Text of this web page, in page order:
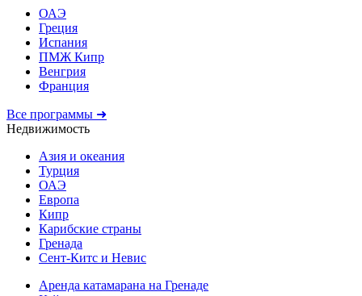
ОАЭ
Греция
Испания
ПМЖ Кипр
Венгрия
Франция
Все программы ➜
Недвижимость
Азия и океания
Турция
ОАЭ
Европа
Кипр
Карибские страны
Гренада
Сент-Китс и Невис
Аренда катамарана на Гренаде